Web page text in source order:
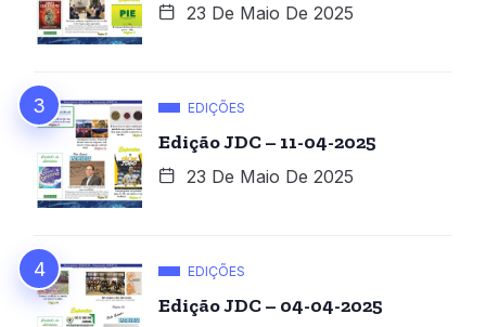
23 De Maio De 2025
EDIÇÕES
Edição JDC – 11-04-2025
23 De Maio De 2025
EDIÇÕES
Edição JDC – 04-04-2025